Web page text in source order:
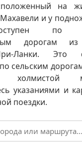
на
и у
по
дорогам
Ланки. Это
сельским
указаниями и
поездки.